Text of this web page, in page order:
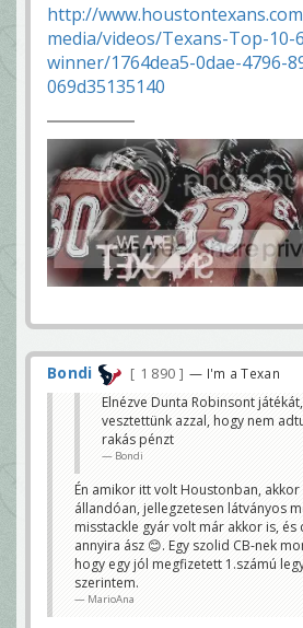
http://
media/videos/Texans-Top-10-
winner/1764dea5-0dae-4796-
069d35135140
Bondi 1 890 — I'm a Texan
Elnézve Dunta Robinsont
vesztettünk azzal, hogy nem
rakás pénzt
Bondi
Én amikor itt volt Houstonban, akkor
állandóan, jellegzetesen látványos
misstackle gyár volt már akkor is,
annyira ász 😊. Egy szolid CB-nek
hogy egy jól megfizetett 1.számú
szerintem.
MarioAna